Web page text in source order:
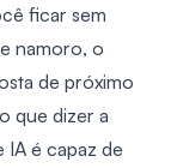
ficar sem
namoro, o
de próximo
que dizer a
é capaz de